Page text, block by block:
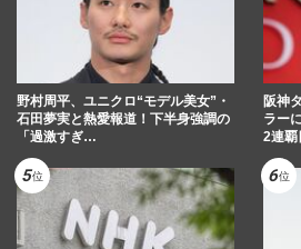
野村周平、ユニクロ“モデル美女”・
石田夢実と熱愛報道！下半身強調の
「過激すぎ…
阪神
ラー
2連